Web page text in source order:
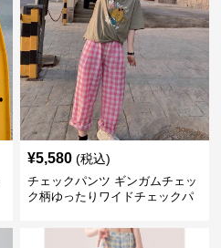
¥5,580 (税込)
チェックパンツ ギンガムチェッ
ク柄ゆったりワイドチェックパ